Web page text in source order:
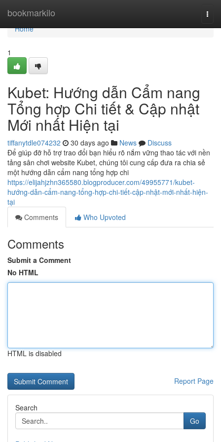
bookmarkilo
Home
Home
1
Kubet: Hướng dẫn Cẩm nang
Tổng hợp Chi tiết & Cập nhật
Mới nhất Hiện tại
tiffanytdle074232 30 days ago News
Discuss
Để giúp đỡ hỗ trợ trao đổi bạn hiểu rõ nắm vững thao tác với nền
tảng sân chơi website Kubet, chúng tôi cung cấp đưa ra chia sẻ
một hướng dẫn cẩm nang tổng hợp chi
https://elijahjzhn365580.blogproducer.com/49955771/kubet-
hướng-dẫn-cẩm-nang-tổng-hợp-chi-tiết-cập-nhật-mới-nhất-hiện-
tại
Comments
Who Upvoted
Comments
Submit a Comment
No HTML
HTML is disabled
Report Page
Search
Go